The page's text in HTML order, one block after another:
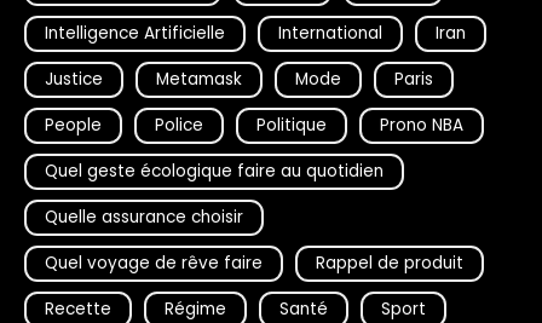
Intelligence Artificielle
International
Iran
Justice
Metamask Mode
Paris
People
Police Politique
Prono NBA
Quel geste écologique faire au quotidien
Quelle assurance choisir
Quel voyage de rêve faire
Rappel de produit
Recette
Régime Santé Sport